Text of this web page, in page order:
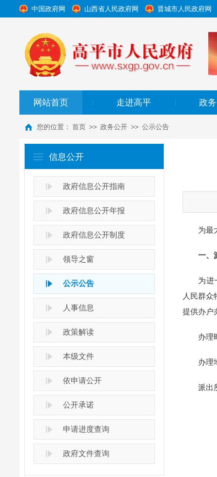
中国政府网 山西省人民政府网 晋城市人民政府网
网站首页 走进高平 政
您的位置： 首页 >> 政务公开 >> 公示公告
信息公开
政府信息公开指南
政府信息公开年报
政府信息公开制度
领导之窗
公示公告
人事信息
政策解读
本级文件
依申请公开
公开承诺
申请进度查询
政府文件查询
为最大
一、
为进一
人民群
提供办户
办理
办理地
派出